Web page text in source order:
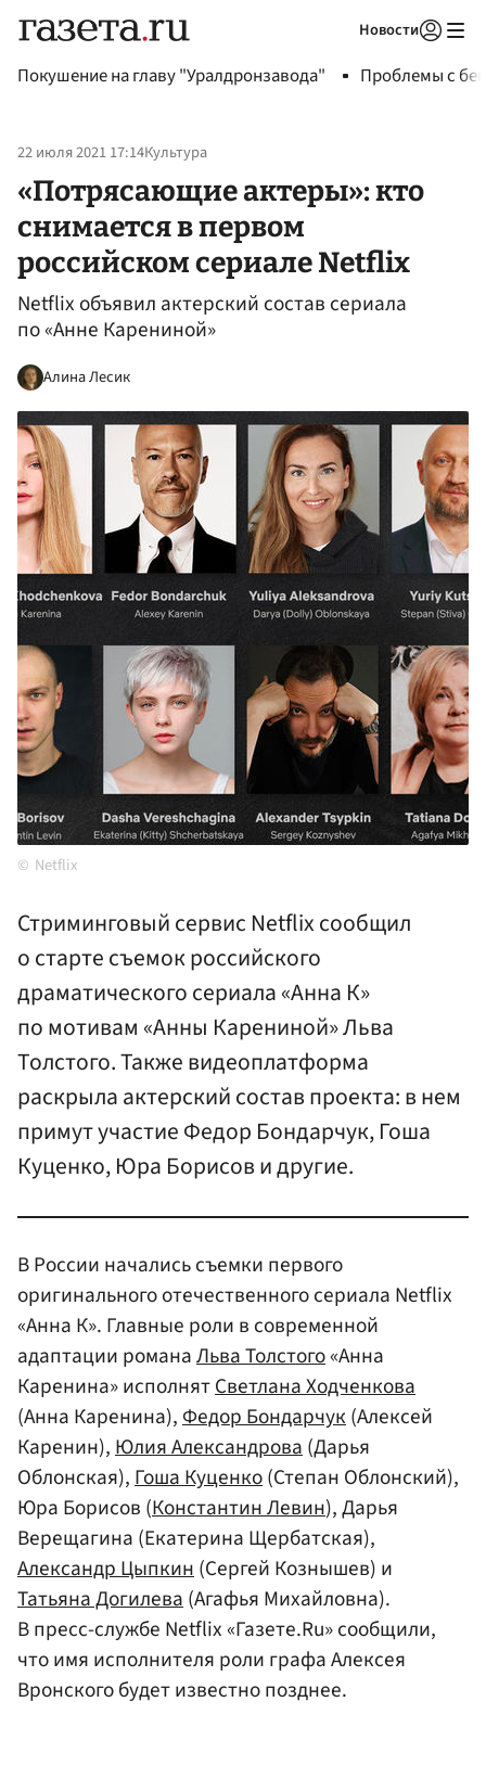
Новости
Покушение на главу "Уралдронзавода" Проблемы с
22 июля 2021 17:14Культура
«Потрясающие актеры»: кто
снимается в первом
российском сериале Netflix
Netflix объявил актерский состав сериала
по «Анне Карениной»
Алина Лесик
Netflix
Стриминговый сервис Netflix сообщил
о старте съемок российского
драматического сериала «Анна К»
по мотивам «Анны Карениной» Льва
Толстого. Также видеоплатформа
раскрыла актерский состав проекта: в нем
примут участие Федор Бондарчук, Гоша
Куценко, Юра Борисов и другие.
В России начались съемки первого
оригинального отечественного сериала Netflix
«Анна К». Главные роли в современной
адаптации романаЛьва Толстого«Анна
Каренина» исполнятСветлана Ходченкова
(Анна Каренина),Федор Бондарчук(Алексей
Каренин),Юлия Александрова(Дарья
Облонская),Гоша Куценко(Степан Облонский),
Юра Борисов (Константин Левин), Дарья
Верещагина (Екатерина Щербатская),
Александр Цыпкин(Сергей Кознышев) и
Татьяна Догилева(Агафья Михайловна).
В пресс-службе Netflix «Газете.Ru» сообщили,
что имя исполнителя роли графа Алексея
Вронского будет известно позднее.